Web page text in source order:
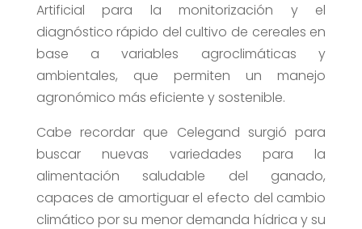
Artificial para la monitorización y el
diagnóstico rápido del cultivo de cereales en
base a variables agroclimáticas y
ambientales, que permiten un manejo
agronómico más eficiente y sostenible.
Cabe recordar que Celegand surgió para
buscar nuevas variedades para la
alimentación saludable del ganado,
capaces de amortiguar el efecto del cambio
climático por su menor demanda hídrica y su